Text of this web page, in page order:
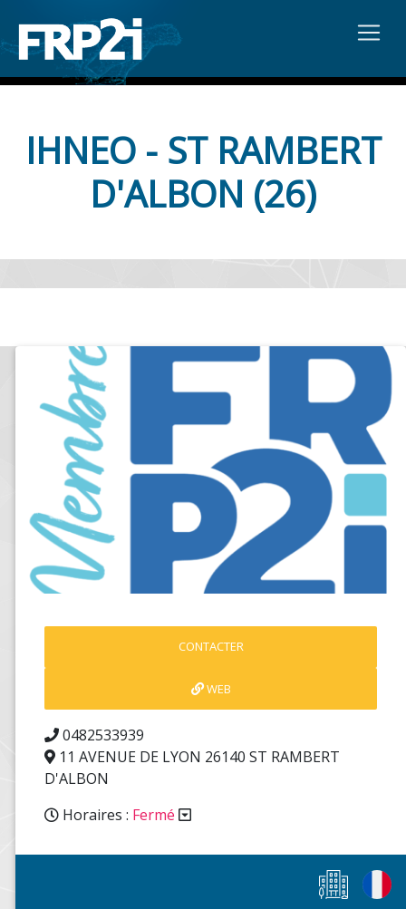
IHNEO - ST RAMBERT
D'ALBON (26)
CONTACTER
WEB
0482533939
11 AVENUE DE LYON 26140 ST RAMBERT
D'ALBON
Horaires : Fermé